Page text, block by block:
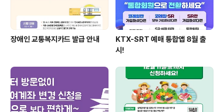
장애인 교통복지카드 발급 안내
KTX-SRT 예매 통합앱 8월 출
시!